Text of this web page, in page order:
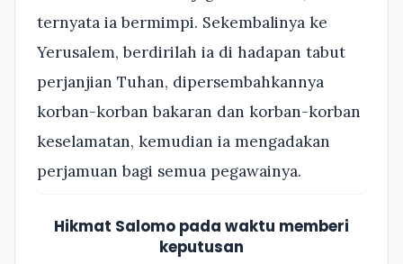
ternyata ia bermimpi. Sekembalinya ke
Yerusalem, berdirilah ia di hadapan tabut
perjanjian Tuhan, dipersembahkannya
korban-korban bakaran dan korban-korban
keselamatan, kemudian ia mengadakan
perjamuan bagi semua pegawainya.
Hikmat Salomo pada waktu memberi
keputusan